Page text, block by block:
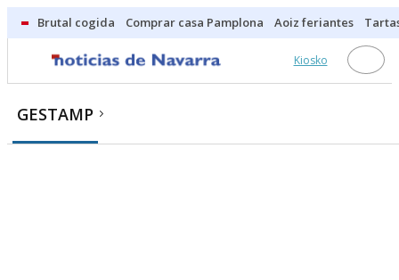
Brutal cogida Comprar casa Pamplona Aoiz feriantes
Kiosko
GESTAMP